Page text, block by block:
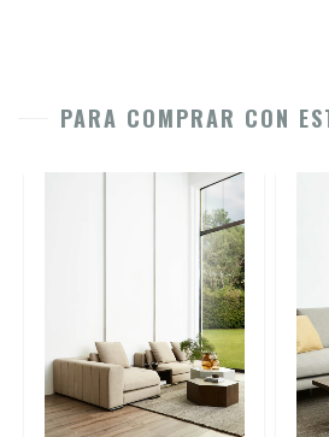
PARA COMPRAR CON